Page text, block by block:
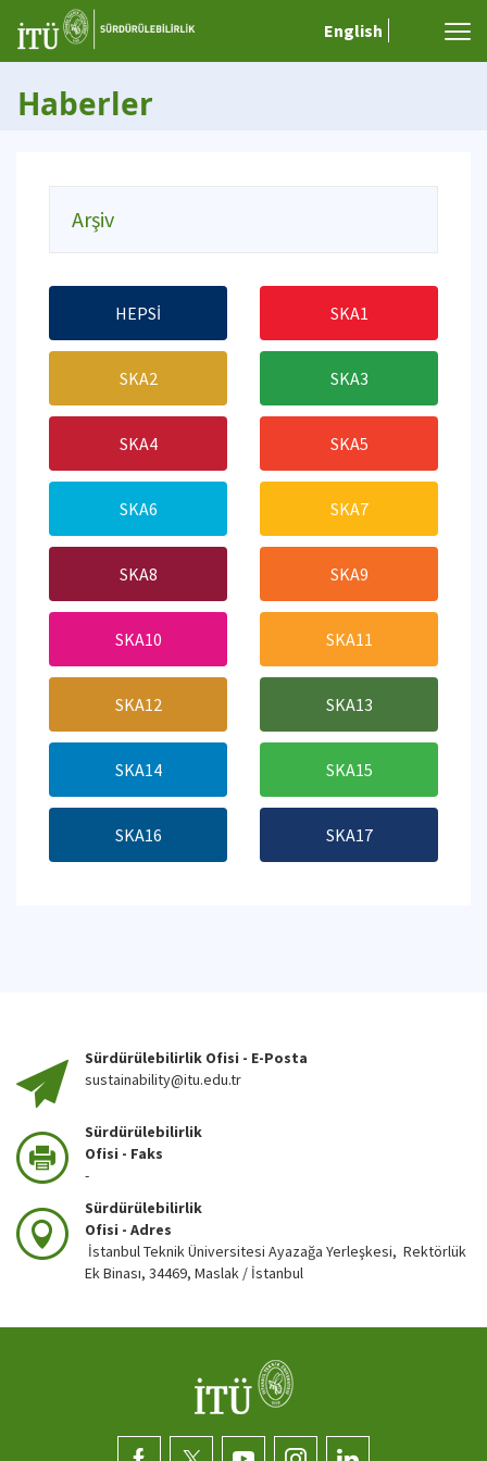
English
Haberler
Arşiv
HEPSİ SKA1
SKA2 SKA3
SKA4 SKA5
SKA6 SKA7
SKA8 SKA9
SKA10 SKA11
SKA12 SKA13
SKA14 SKA15
SKA16 SKA17
Sürdürülebilirlik Ofisi - E-Posta
sustainability@itu.edu.tr
Sürdürülebilirlik
Ofisi - Faks
-
Sürdürülebilirlik
Ofisi - Adres
İstanbul Teknik Üniversitesi Ayazağa Yerleşkesi, Rektörlük
Ek Binası, 34469, Maslak / İstanbul